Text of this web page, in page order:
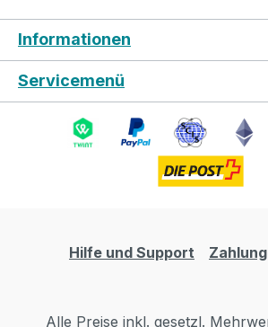
Informationen
Servicemenü
Hilfe und Support
Alle Preise inkl. gesetzl.